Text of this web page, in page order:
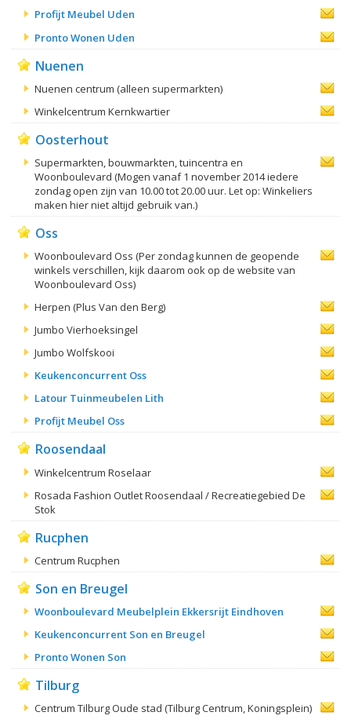
Profijt Meubel Uden
Pronto Wonen Uden
Nuenen
Nuenen centrum (alleen supermarkten)
Winkelcentrum Kernkwartier
Oosterhout
Supermarkten, bouwmarkten, tuincentra en
Woonboulevard (Mogen vanaf 1 november 2014 iedere
zondag open zijn van 10.00 tot 20.00 uur. Let op: Winkeliers
maken hier niet altijd gebruik van.)
Oss
Woonboulevard Oss (Per zondag kunnen de geopende
winkels verschillen, kijk daarom ook op de website van
Woonboulevard Oss)
Herpen (Plus Van den Berg)
Jumbo Vierhoeksingel
Jumbo Wolfskooi
Keukenconcurrent Oss
Latour Tuinmeubelen Lith
Profijt Meubel Oss
Roosendaal
Winkelcentrum Roselaar
Rosada Fashion Outlet Roosendaal / Recreatiegebied De
Stok
Rucphen
Centrum Rucphen
Son en Breugel
Woonboulevard Meubelplein Ekkersrijt Eindhoven
Keukenconcurrent Son en Breugel
Pronto Wonen Son
Tilburg
Centrum Tilburg Oude stad (Tilburg Centrum, Koningsplein)